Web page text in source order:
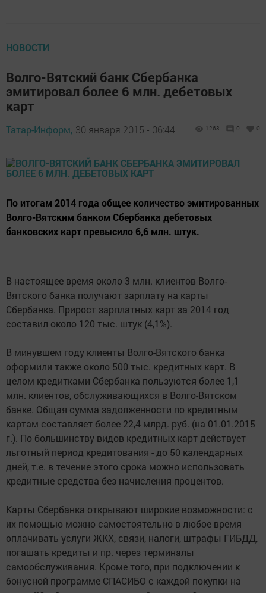
НОВОСТИ
Волго-Вятский банк Сбербанка
эмитировал более 6 млн. дебетовых
карт
Татар-Информ, 30 января 2015 - 06:44 1263 0 0
По итогам 2014 года общее количество эмитированных
Волго-Вятским банком Сбербанка дебетовых
банковских карт превысило 6,6 млн. штук.
В настоящее время около 3 млн. клиентов Волго-
Вятского банка получают зарплату на карты
Сбербанка. Прирост зарплатных карт за 2014 год
составил около 120 тыс. штук (4,1%).
В минувшем году клиенты Волго-Вятского банка
оформили также около 500 тыс. кредитных карт. В
целом кредитками Сбербанка пользуются более 1,1
млн. клиентов, обслуживающихся в Волго-Вятском
банке. Общая сумма задолженности по кредитным
картам составляет более 22,4 млрд. руб. (на 01.01.2015
г.). По большинству видов кредитных карт действует
льготный период кредитования - до 50 календарных
дней, т.е. в течение этого срока можно использовать
кредитные средства без начисления процентов.
Карты Сбербанка открывают широкие возможности: с
их помощью можно самостоятельно в любое время
оплачивать услуги ЖКХ, связи, налоги, штрафы ГИБДД,
погашать кредиты и пр. через терминалы
самообслуживания. Кроме того, при подключении к
бонусной программе СПАСИБО с каждой покупки на